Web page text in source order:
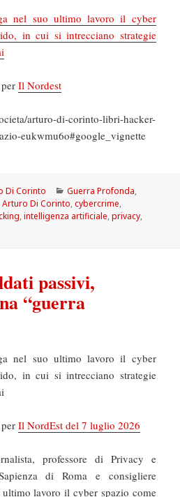
nel suo ultimo lavoro il cyber
in cui si intrecciano strategie
perIl Nordest
arturo-di-corinto-libri-hacker-
eukwmu6o#google_vignette
Di Corinto Categorie
Guerra Profonda,
Arturo Di Corinto,cybercrime,
,intelligenza artificiale,privacy,
passivi,
“guerra
nel suo ultimo lavoro il cyber
in cui si intrecciano strategie
perIl NordEst del 7 luglio 2026
professore di Privacy e
di Roma e consigliere
ultimo lavoro il cyber spazio come